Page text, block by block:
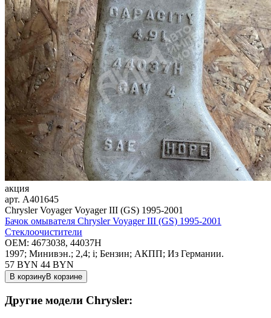
акция
арт. A401645
Chrysler Voyager Voyager III (GS) 1995-2001
Бачок омывателя Chrysler Voyager III (GS) 1995-2001
Стеклоочистители
OEM: 4673038, 44037H
1997; Минивэн.; 2,4; i; Бензин; АКПП; Из Германии.
57 BYN 44 BYN
В корзинуВ корзине
Другие модели Chrysler: